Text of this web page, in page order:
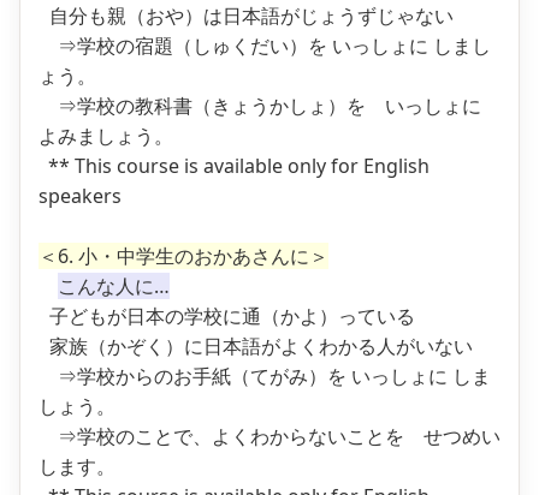
自分も親（おや）は日本語がじょうずじゃない
⇒学校の宿題（しゅくだい）を いっしょに しまし
ょう。
⇒学校の教科書（きょうかしょ）を いっしょに
よみましょう。
** This course is available only for English
speakers
＜6. 小・中学生のおかあさんに＞
こんな人に…
子どもが日本の学校に通（かよ）っている
家族（かぞく）に日本語がよくわかる人がいない
⇒学校からのお手紙（てがみ）を いっしょに しま
しょう。
⇒学校のことで、よくわからないことを せつめい
します。